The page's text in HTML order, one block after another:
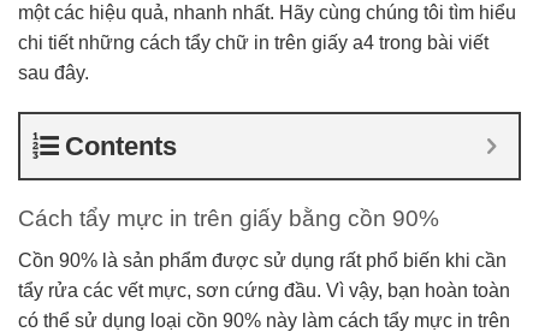
một các hiệu quả, nhanh nhất. Hãy cùng chúng tôi tìm hiểu
chi tiết những cách tẩy chữ in trên giấy a4 trong bài viết
sau đây.
Contents
Cách tẩy mực in trên giấy bằng cồn 90%
Cồn 90% là sản phẩm được sử dụng rất phổ biến khi cần
tẩy rửa các vết mực, sơn cứng đầu. Vì vậy, bạn hoàn toàn
có thể sử dụng loại cồn 90% này làm cách tẩy mực in trên